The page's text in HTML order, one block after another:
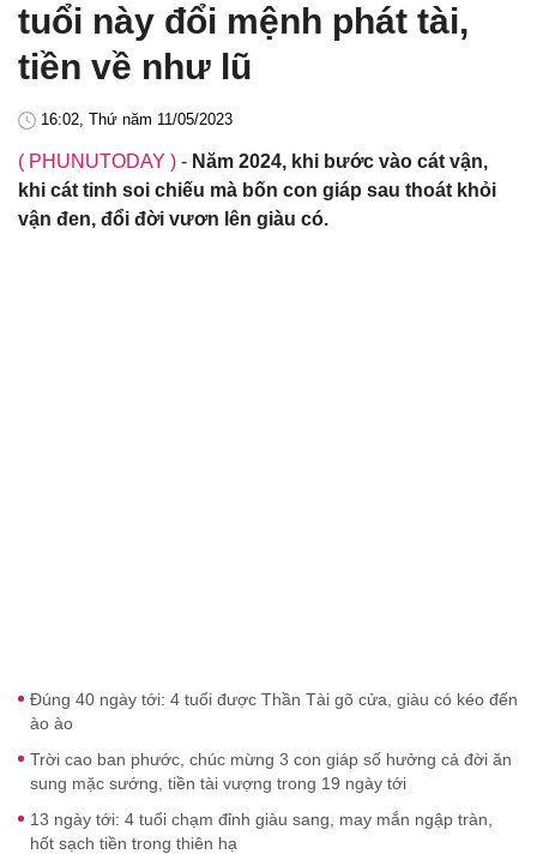
tuổi này đổi mệnh phát tài,
tiền về như lũ
16:02, Thứ năm 11/05/2023
( PHUNUTODAY ) - Năm 2024, khi bước vào cát vận,
khi cát tinh soi chiếu mà bốn con giáp sau thoát khỏi
vận đen, đổi đời vươn lên giàu có.
Đúng 40 ngày tới: 4 tuổi được Thần Tài gõ cửa, giàu có kéo đến
ào ào
Trời cao ban phước, chúc mừng 3 con giáp số hưởng cả đời ăn
sung mặc sướng, tiền tài vượng trong 19 ngày tới
13 ngày tới: 4 tuổi chạm đỉnh giàu sang, may mắn ngập tràn,
hốt sạch tiền trong thiên hạ